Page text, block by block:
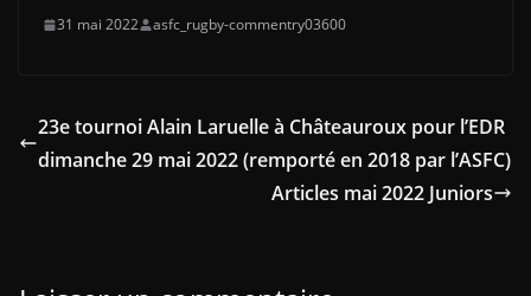
31 mai 2022 asfc_rugby-commentry03600
23e tournoi Alain Laruelle à Châteauroux pour l’EDR
dimanche 29 mai 2022 (remporté en 2018 par l’ASFC)
Articles mai 2022 Juniors